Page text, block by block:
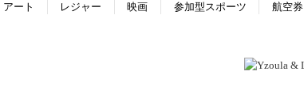
ート レジャー 映画 参加型スポーツ 航空券